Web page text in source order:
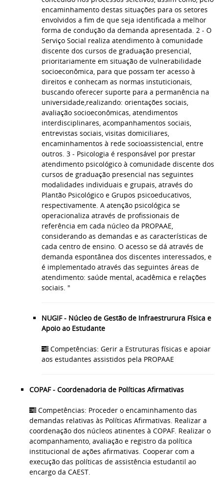
encaminhamento destas situações para os setores
envolvidos a fim de que seja identificada a melhor
forma de condução da demanda apresentada. 2 - O
Serviço Social realiza atendimento à comunidade
discente dos cursos de graduação presencial,
prioritariamente em situação de vulnerabilidade
socioeconômica, para que possam ter acesso à
direitos e conhecam as normas instuticionais,
buscando oferecer suporte para a permanência na
universidade,realizando: orientações sociais,
avaliação socioeconômicas, atendimentos
interdisciplinares, acompanhamentos sociais,
entrevistas sociais, visitas domiciliares,
encaminhamentos à rede socioassistencial, entre
outros. 3 - Psicologia é responsável por prestar
atendimento psicológico à comunidade discente dos
cursos de graduação presencial nas seguintes
modalidades individuais e grupais, através do
Plantão Psicológico e Grupos psicoeducativos,
respectivamente. A atenção psicológica se
operacionaliza através de profissionais de
referência em cada núcleo da PROPAAE,
considerando as demandas e as características de
cada centro de ensino. O acesso se dá através de
demanda espontânea dos discentes interessados, e
é implementado através das seguintes áreas de
atendimento: saúde mental, acadêmica e relações
sociais. "
NUGIF - Núcleo de Gestão de Infraestrurura Física e
Apoio ao Estudante
Competências: Gerir a Estruturas físicas e apoiar
aos estudantes assistidos pela PROPAAE
COPAF - Coordenadoria de Políticas Afirmativas
Competências: Proceder o encaminhamento das
demandas relativas às Políticas Afirmativas. Realizar a
coordenação dos núcleos atinentes à COPAF. Realizar o
acompanhamento, avaliação e registro da política
institucional de ações afirmativas. Cooperar com a
execução das políticas de assistência estudantil ao
encargo da CAEST.